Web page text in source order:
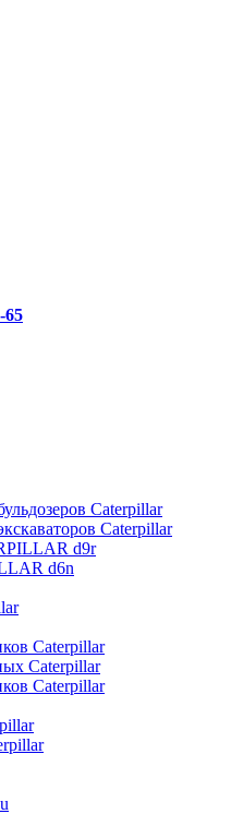
65
Caterpillar
Caterpillar
d9r
d6n
Caterpillar
Caterpillar
Caterpillar